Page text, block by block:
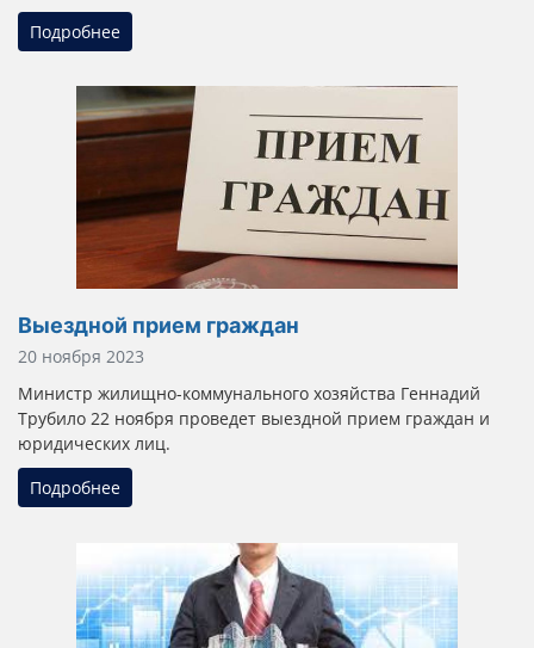
Подробнее
Выездной прием граждан
Информация о материале
20 ноября 2023
Министр жилищно-коммунального хозяйства Геннадий
Трубило 22 ноября проведет выездной прием граждан и
юридических лиц.
Подробнее